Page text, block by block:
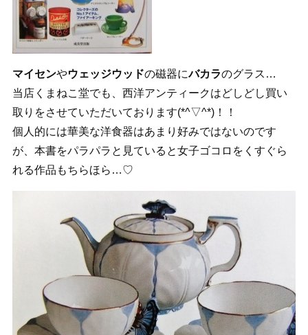
マイセンやウェッジウッドの磁器にバカラのグラス…
当店くまねこ堂でも、西洋アンティークはどしどし買い
取りをさせていただいております(*^▽^*)！！
個人的には華美な洋食器はあまり好みではないのです
が、本書をパラパラと見ていると女子ゴコロをくすぐら
れる作品もちらほら…♡